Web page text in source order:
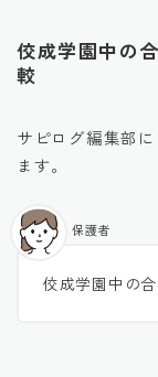
佼成学園中の
較
サピログ編集部
ます。
佼成学園中の
保護者